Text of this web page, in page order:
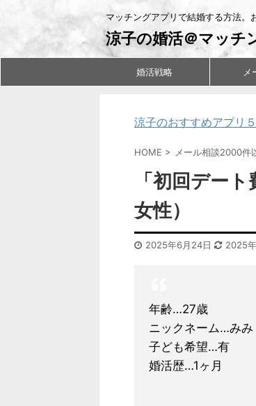
マッチングアプリで結婚する方法。
涼子の婚活＠マッチ
婚活戦略 メ
涼子のおすすめアプリ
HOME > メール相談2000件
「初回デー
女性）
2025年6月24日 2025
年齢…27歳
ニックネーム…みみ
子ども希望…有
婚活歴…1ヶ月